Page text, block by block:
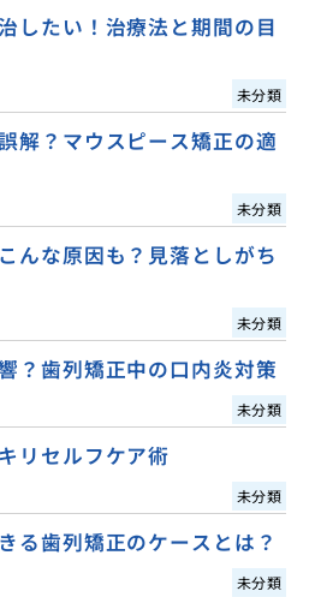
したい！治療法と期間の目
未分類
解？マウスピース矯正の適
未分類
んな原因も？見落としがち
未分類
？歯列矯正中の口内炎対策
未分類
リセルフケア術
未分類
る歯列矯正のケースとは？
未分類